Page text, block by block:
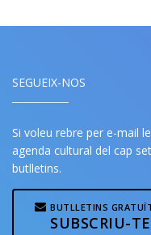
SEGUEIX-NOS
Si voleu rebre per e-mail
agenda cultural del cap
butlletins.
BUTLLETINS
SUBSCRIU-